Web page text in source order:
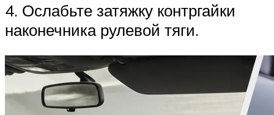
4. Ослабьте затяжку контргайки
наконеч­ника рулевой тяги.